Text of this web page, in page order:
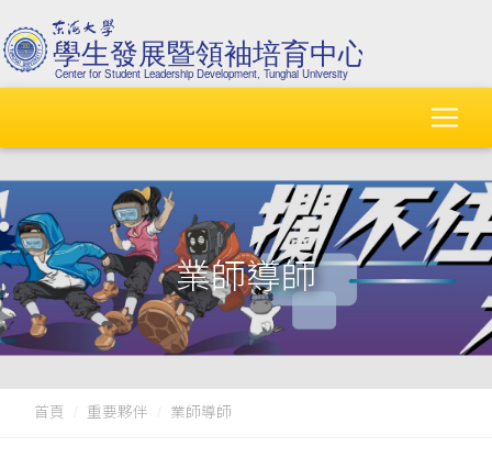
業師導師
首頁 重要夥伴 業師導師